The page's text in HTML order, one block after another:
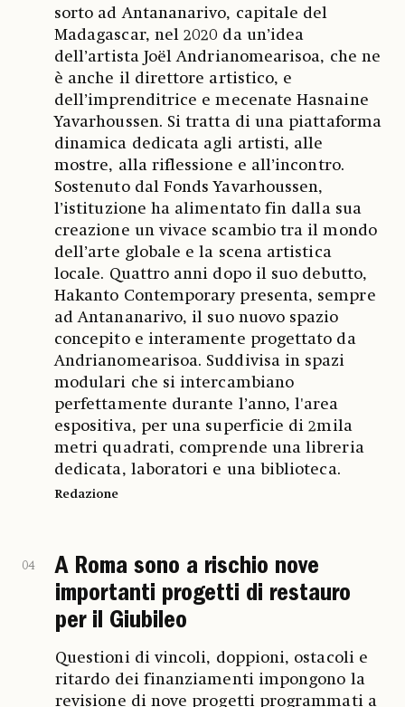
sorto ad Antananarivo, capitale del
Madagascar, nel 2020 da un’idea
dell’artista Joël Andrianomearisoa, che ne
è anche il direttore artistico, e
dell’imprenditrice e mecenate Hasnaine
Yavarhoussen. Si tratta di una piattaforma
dinamica dedicata agli artisti, alle
mostre, alla riflessione e all’incontro.
Sostenuto dal Fonds Yavarhoussen,
l’istituzione ha alimentato fin dalla sua
creazione un vivace scambio tra il mondo
dell’arte globale e la scena artistica
locale. Quattro anni dopo il suo debutto,
Hakanto Contemporary presenta, sempre
ad Antananarivo, il suo nuovo spazio
concepito e interamente progettato da
Andrianomearisoa. Suddivisa in spazi
modulari che si intercambiano
perfettamente durante l’anno, l'area
espositiva, per una superficie di 2mila
metri quadrati, comprende una libreria
dedicata, laboratori e una biblioteca.
Redazione
04
A Roma sono a rischio nove
importanti progetti di restauro
per il Giubileo
Questioni di vincoli, doppioni, ostacoli e
ritardo dei finanziamenti impongono la
revisione di nove progetti programmati a